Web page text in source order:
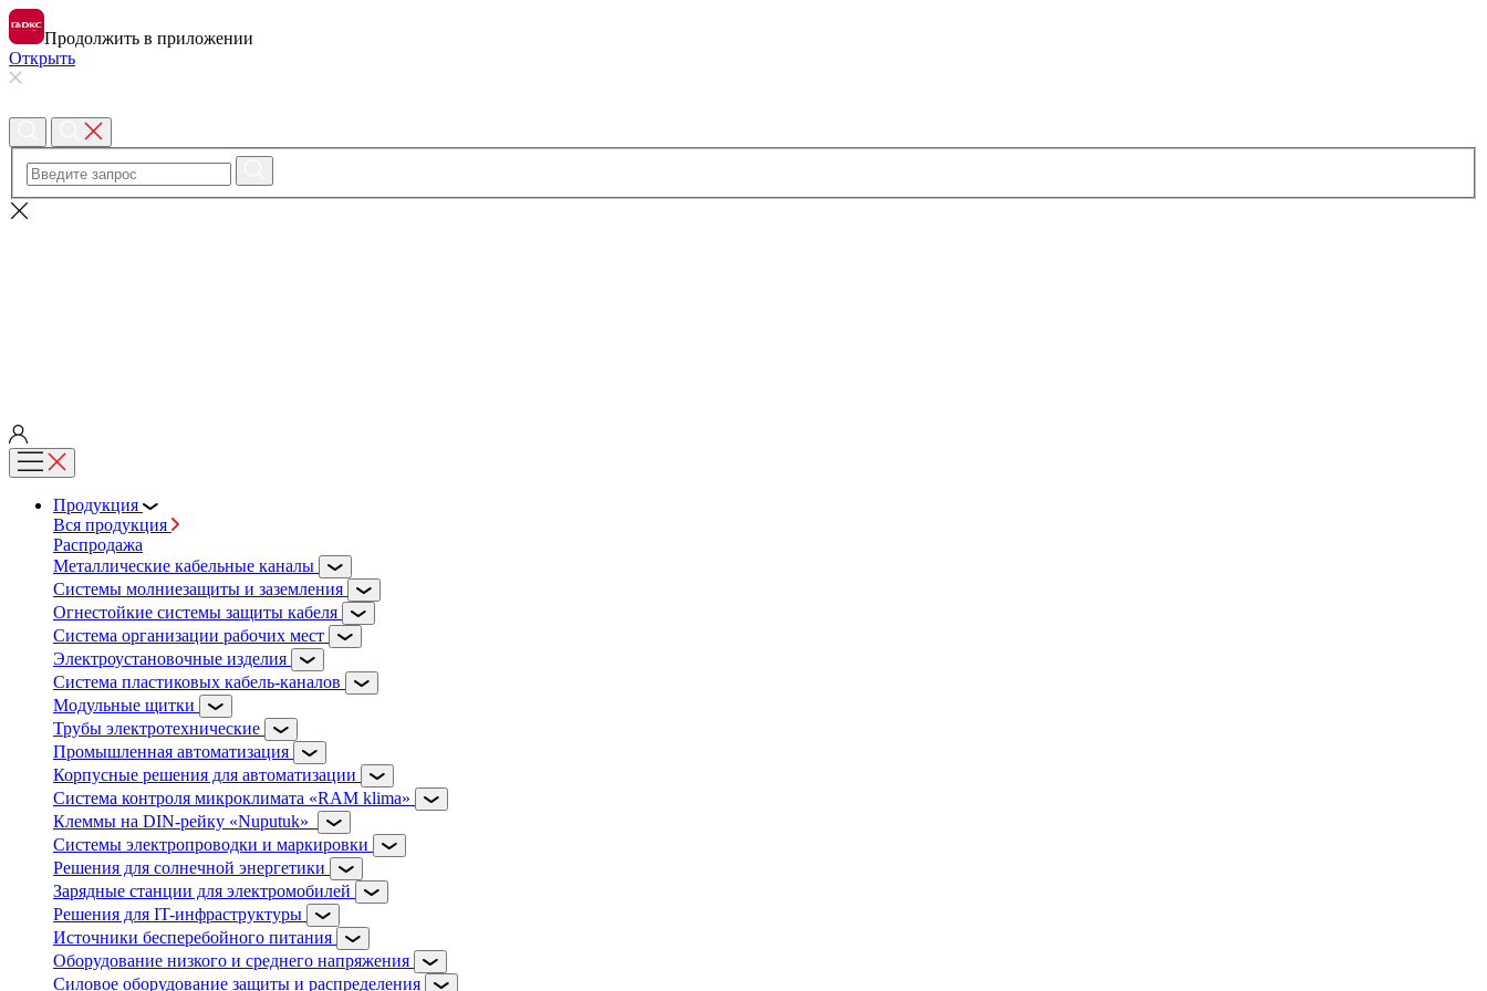
Продолжить в приложении
Открыть
Продукция
Вся продукция
Распродажа
Металлические кабельные каналы
Системы молниезащиты и заземления
Огнестойкие системы защиты кабеля
Система организации рабочих мест
Электроустановочные изделия
Система пластиковых кабель-каналов
Модульные щитки
Трубы электротехнические
Промышленная автоматизация
Корпусные решения для автоматизации
Система контроля микроклимата «RAM klima»
Клеммы на DIN-рейку «Nuputuk»
Системы электропроводки и маркировки
Решения для солнечной энергетики
Зарядные станции для электромобилей
Решения для IT-инфраструктуры
Источники бесперебойного питания
Оборудование низкого и среднего напряжения
Силовое оборудование защиты и распределения